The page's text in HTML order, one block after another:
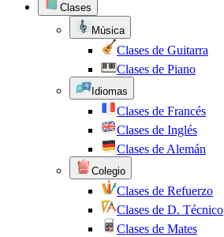
Clases
Música
Clases de Guitarra
Clases de Piano
Idiomas
Clases de Francés
Clases de Inglés
Clases de Alemán
Colegio
Clases de Refuerzo
Clases de D. Técnico
Clases de Mates